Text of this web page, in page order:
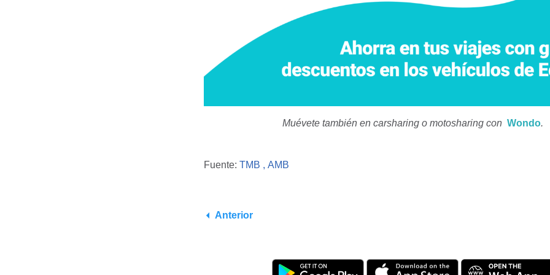
Muévete también en carsharing o motosharing con Wondo.
Fuente: TMB , AMB
Anterior